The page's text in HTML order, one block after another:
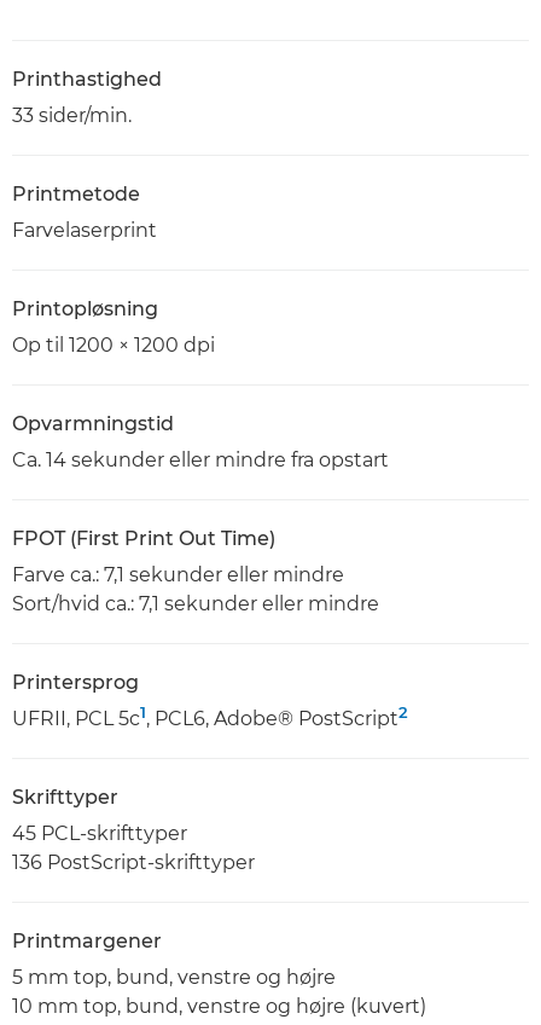
Printhastighed
33 sider/min.
Printmetode
Farvelaserprint
Printopløsning
Op til 1200 × 1200 dpi
Opvarmningstid
Ca. 14 sekunder eller mindre fra opstart
FPOT (First Print Out Time)
Farve ca.: 7,1 sekunder eller mindre
Sort/hvid ca.: 7,1 sekunder eller mindre
Printersprog
UFRII, PCL 5c1, PCL6, Adobe® PostScript2
Skrifttyper
45 PCL-skrifttyper
136 PostScript-skrifttyper
Printmargener
5 mm top, bund, venstre og højre
10 mm top, bund, venstre og højre (kuvert)